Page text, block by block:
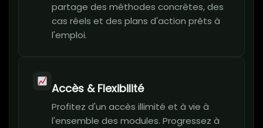
partage des méthodes concrètes, des
cas réels et des plans d'action prêts à
l'emploi.
Accès & Flexibilité
Profitez d'un accès illimité et à vie à
l'ensemble des modules. Progressez à